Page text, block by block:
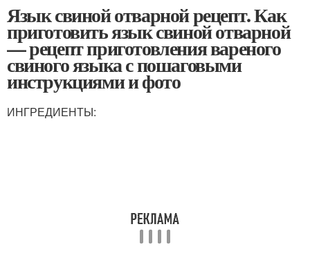
Язык свиной отварной рецепт. Как
приготовить язык свиной отварной
— рецепт приготовления вареного
свиного языка с пошаговыми
инструкциями и фото
ИНГРЕДИЕНТЫ: